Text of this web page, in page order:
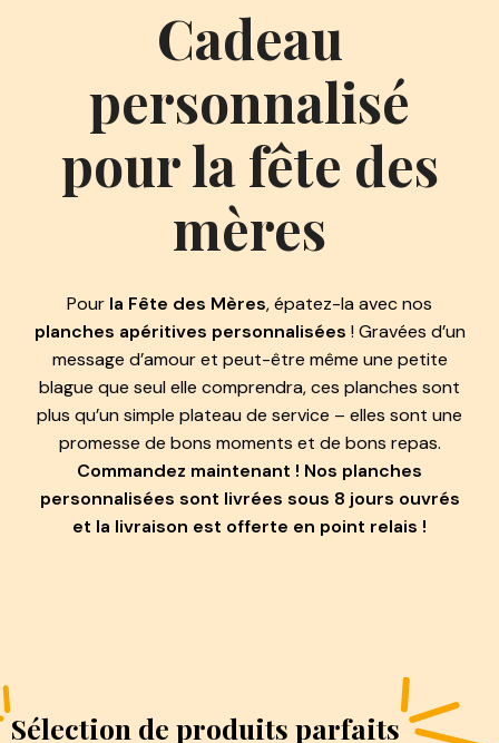
Cadeau
personnalisé
pour la fête des
mères
Pour la Fête des Mères, épatez-la avec nos
planches apéritives personnalisées ! Gravées d’un
message d’amour et peut-être même une petite
blague que seul elle comprendra, ces planches sont
plus qu’un simple plateau de service – elles sont une
promesse de bons moments et de bons repas.
Commandez maintenant ! Nos planches
personnalisées sont livrées sous 8 jours ouvrés
et la livraison est offerte en point relais !
Sélection de produits parfaits